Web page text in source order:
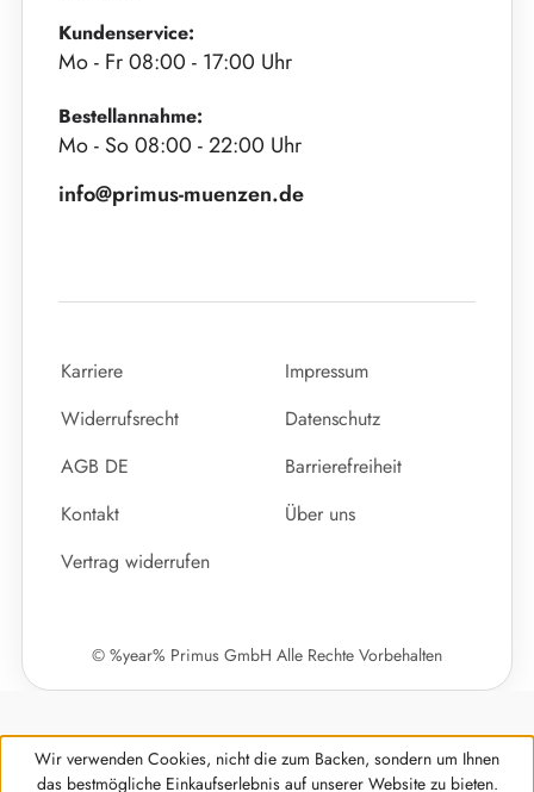
Kundenservice:
Mo - Fr 08:00 - 17:00 Uhr
Bestellannahme:
Mo - So 08:00 - 22:00 Uhr
info@primus-muenzen.de
Karriere
Impressum
Widerrufsrecht
Datenschutz
AGB DE
Barrierefreiheit
Kontakt
Über uns
Vertrag widerrufen
© %year% Primus GmbH Alle Rechte Vorbehalten
Wir verwenden Cookies, nicht die zum Backen, sondern um Ihnen
das bestmögliche Einkaufserlebnis auf unserer Website zu bieten.